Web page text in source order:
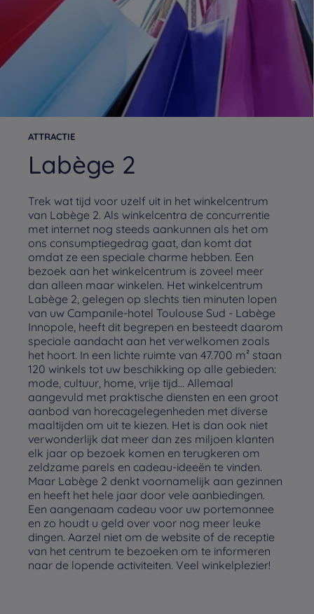
ATTRACTIE
Labège 2
Trek wat tijd voor uzelf uit in het winkelcentrum
van Labège 2. Als winkelcentra de concurrentie
met internet nog steeds aankunnen als het om
ons consumptiegedrag gaat, dan komt dat
omdat ze een speciale charme hebben. Een
bezoek aan het winkelcentrum is zoveel meer
dan alleen maar winkelen. Het winkelcentrum
Labège 2, gelegen op slechts tien minuten lopen
van uw Campanile-hotel Toulouse Sud - Labège
Innopole, heeft dit begrepen en besteedt daarom
speciale aandacht aan het verwelkomen zoals
het hoort. In een lichte ruimte van 47.700 m² staan
120 winkels tot uw beschikking op alle gebieden:
mode, cultuur, home, vrije tijd... Allemaal
aangevuld met praktische diensten en een groot
aanbod van horecagelegenheden met diverse
maaltijden om uit te kiezen. Het is dan ook niet
verwonderlijk dat meer dan zes miljoen klanten
elk jaar op bezoek komen en terugkeren om
zeldzame parels en cadeau-ideeën te vinden.
Maar Labège 2 denkt voornamelijk aan gezinnen
en heeft het hele jaar door vele aanbiedingen.
Een aangenaam cadeau voor uw portemonnee
en zo houdt u geld over voor nog meer leuke
dingen. Aarzel niet om de website of de receptie
van het centrum te bezoeken om te informeren
naar de lopende activiteiten. Veel winkelplezier!